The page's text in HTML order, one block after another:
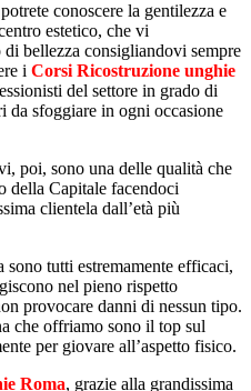
conoscere la gentilezza e
estetico, che vi
bellezza consigliandovi sempre
i Corsi Ricostruzione unghie
del settore in grado di
da sfoggiare in ogni occasione
poi, sono una delle qualità che
della Capitale facendoci
clientela dall’età più
sono tutti estremamente efficaci,
nel pieno rispetto
provocare danni di nessun tipo.
che offriamo sono il top sul
per giovare all’aspetto fisico.
Roma, grazie alla grandissima